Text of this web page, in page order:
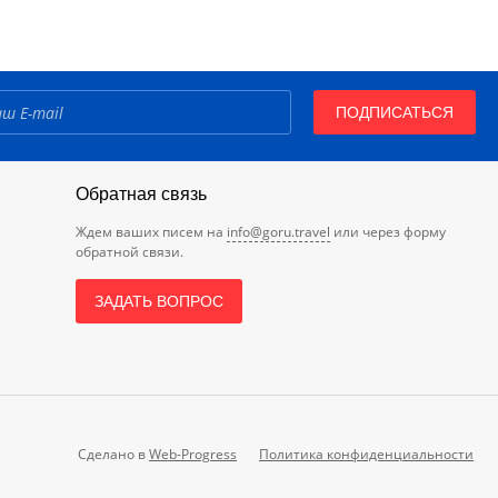
ПОДПИСАТЬСЯ
Обратная связь
Ждем ваших писем на info@goru.travel или через форму
обратной связи.
ЗАДАТЬ ВОПРОС
Сделано вWeb-Progress Политика конфиденциальности